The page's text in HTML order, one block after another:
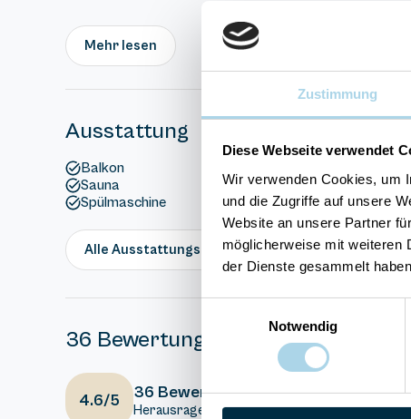
Zustimmung
Diese Webseite verwendet
Wir verwenden Cookies, um
und die Zugriffe auf unsere
Website an unsere Partner
möglicherweise mit weiteren
der Dienste gesammelt
Notwendig
Mehr lesen
Ausstattung
Balkon
Sauna
Spülmaschine
Alle Ausstattungsmerkmale anzeigen
36 Bewertungen
4.6/5 36 Bewertungen
Herausragend